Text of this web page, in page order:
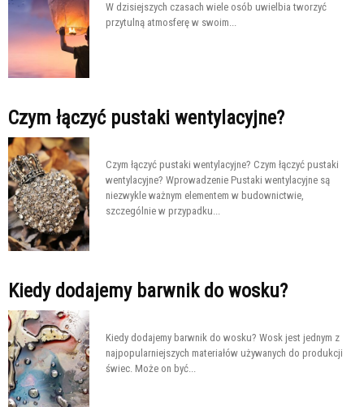
W dzisiejszych czasach wiele osób uwielbia tworzyć
przytulną atmosferę w swoim...
Czym łączyć pustaki wentylacyjne?
Czym łączyć pustaki wentylacyjne? Czym łączyć pustaki
wentylacyjne? Wprowadzenie Pustaki wentylacyjne są
niezwykle ważnym elementem w budownictwie,
szczególnie w przypadku...
Kiedy dodajemy barwnik do wosku?
Kiedy dodajemy barwnik do wosku? Wosk jest jednym z
najpopularniejszych materiałów używanych do produkcji
świec. Może on być...